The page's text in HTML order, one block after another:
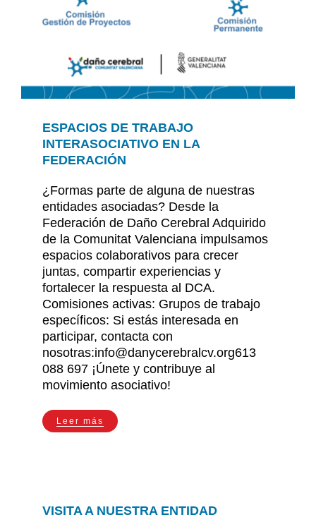
ESPACIOS DE TRABAJO
INTERASOCIATIVO EN LA
FEDERACIÓN
¿Formas parte de alguna de nuestras
entidades asociadas? Desde la
Federación de Daño Cerebral Adquirido
de la Comunitat Valenciana impulsamos
espacios colaborativos para crecer
juntas, compartir experiencias y
fortalecer la respuesta al DCA.
Comisiones activas: Grupos de trabajo
específicos: Si estás interesada en
participar, contacta con
nosotras:info@danycerebralcv.org613
088 697 ¡Únete y contribuye al
movimiento asociativo!
Leer más
VISITA A NUESTRA ENTIDAD